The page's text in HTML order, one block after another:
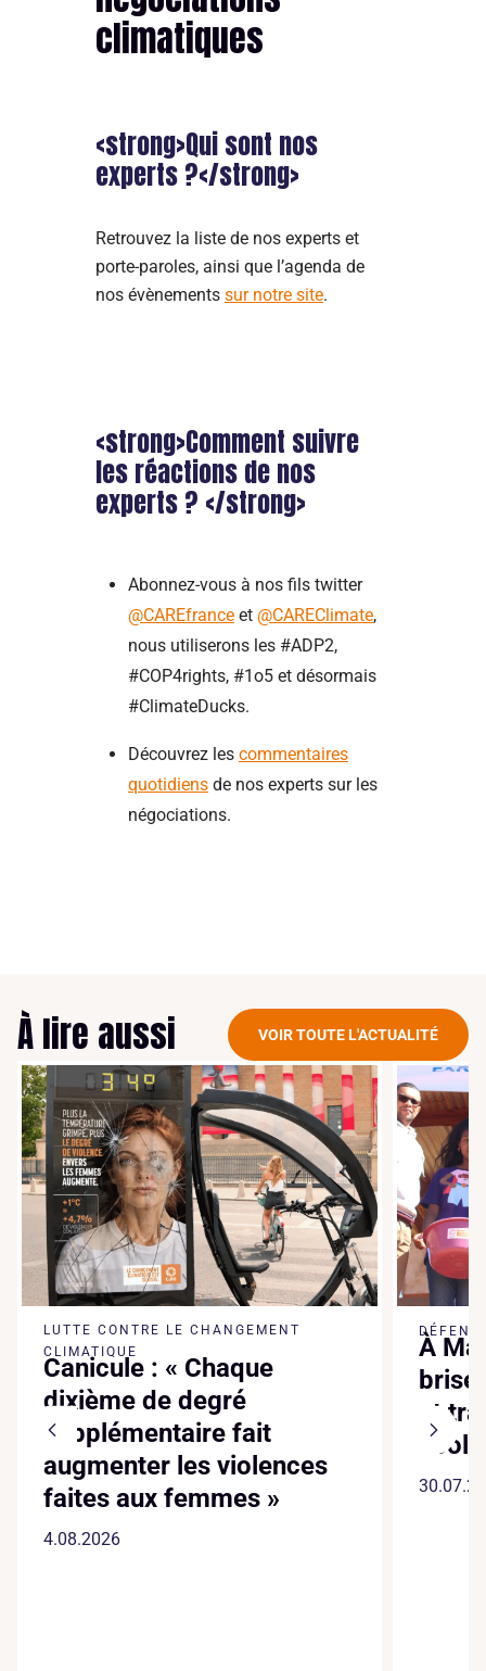
climatiques
<strong>Qui sont nos
experts ?</strong>
Retrouvez la liste de nos experts et
porte-paroles, ainsi que l’agenda de
nos évènements sur notre site.
<strong>Comment suivre
les réactions de nos
experts ? </strong>
Abonnez-vous à nos fils twitter
@CAREfrance et @CAREClimate,
nous utiliserons les #ADP2,
#COP4rights, #1o5 et désormais
#ClimateDucks.
Découvrez les commentaires
quotidiens de nos experts sur les
négociations.
À lire aussi VOIR TOUTE L'ACTUALITÉ
LUTTE CONTRE LE CHANGEMENT
CLIMATIQUE
Canicule : « Chaque
dixième de degré
supplémentaire fait
augmenter les violences
faites aux femmes »
4.08.2026
À
et